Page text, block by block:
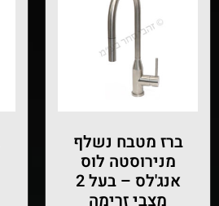
ברז מטבח נשלף
מנירוסטה לוס
אנג'לס – בעל 2
מצבי זרימה